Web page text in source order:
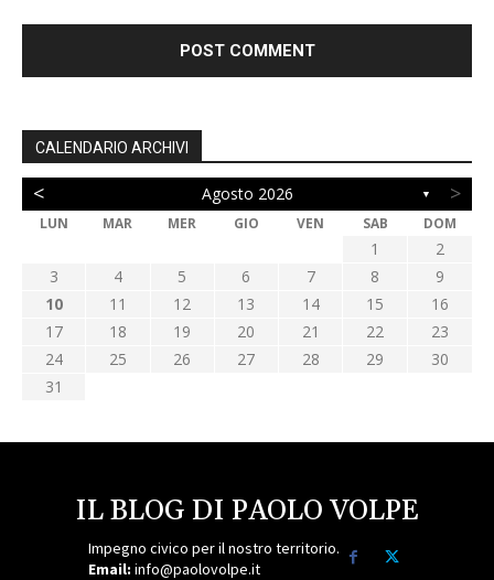
CALENDARIO ARCHIVI
< Agosto 2026 ▼ >
LUN MAR MER GIO VEN SAB DOM
1
2
3
4 5 6 7 8
9
10
11 12 13 14 15
16
17
18 19 20 21 22
23
24
25 26 27 28 29
30
31
IL BLOG DI PAOLO VOLPE
Impegno civico per il nostro territorio.
Email: info@paolovolpe.it